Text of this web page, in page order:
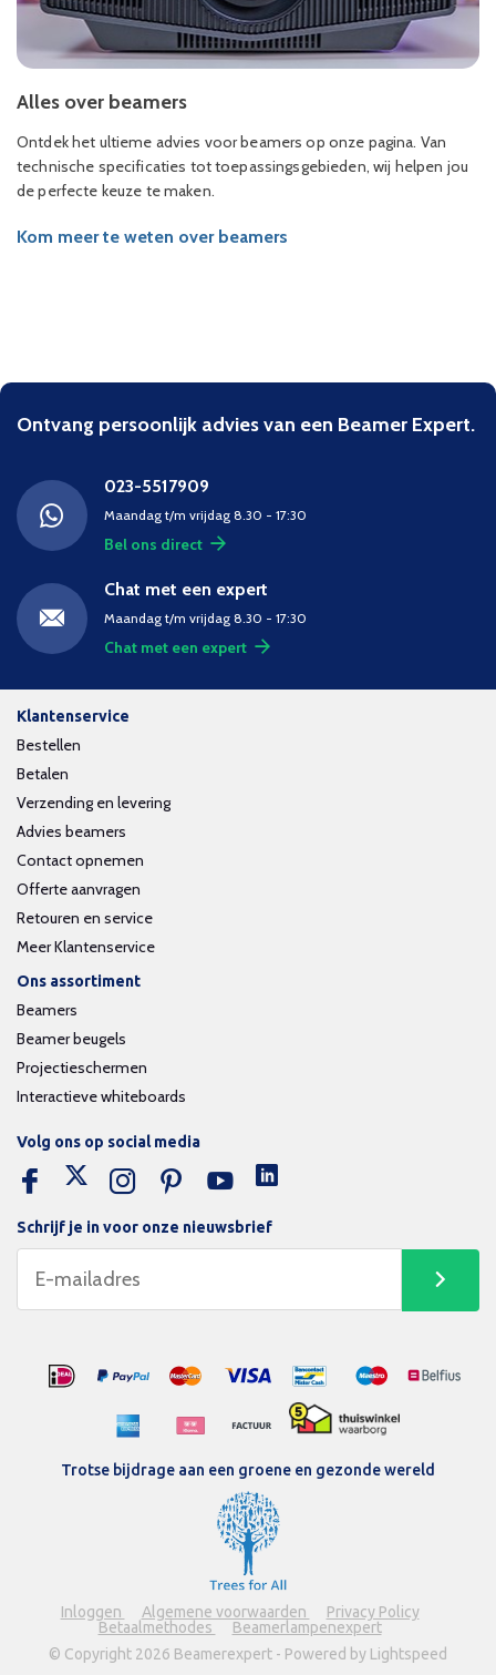
Alles over beamers
Ontdek het ultieme advies voor beamers op onze pagina. Van
technische specificaties tot toepassingsgebieden, wij helpen jou
de perfecte keuze te maken.
Kom meer te weten over beamers
Ontvang persoonlijk advies van een Beamer Expert.
023-5517909
Maandag t/m vrijdag 8.30 - 17:30
Bel ons direct
Chat met een expert
Maandag t/m vrijdag 8.30 - 17:30
Chat met een expert
Klantenservice
Bestellen
Betalen
Verzending en levering
Advies beamers
Contact opnemen
Offerte aanvragen
Retouren en service
Meer Klantenservice
Ons assortiment
Beamers
Beamer beugels
Projectieschermen
Interactieve whiteboards
Schrijf je in voor onze nieuwsbrief
Volg ons op social media
Trotse bijdrage aan een groene en gezonde wereld
Inloggen Algemene voorwaarden
Privacy Policy
Betaalmethodes
Beamerlampenexpert
© Copyright 2026 Beamerexpert - Powered by Lightspeed